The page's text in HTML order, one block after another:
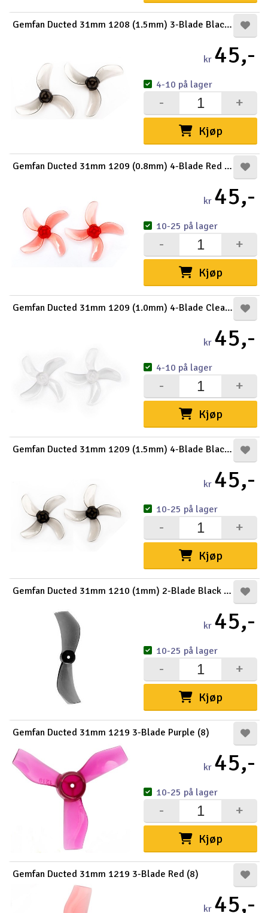
Gemfan Ducted 31mm 1208 (1.5mm) 3-Blade Black (8)
kr 45,-
Kjøp
+
-
4-10 på lager
Gemfan Ducted 31mm 1209 (0.8mm) 4-Blade Red (8)
kr 45,-
Kjøp
+
-
10-25 på lager
Gemfan Ducted 31mm 1209 (1.0mm) 4-Blade Clear (8)
kr 45,-
Kjøp
+
-
4-10 på lager
Gemfan Ducted 31mm 1209 (1.5mm) 4-Blade Black (8)
kr 45,-
Kjøp
+
-
10-25 på lager
Gemfan Ducted 31mm 1210 (1mm) 2-Blade Black (8)
kr 45,-
Kjøp
+
-
10-25 på lager
Gemfan Ducted 31mm 1219 3-Blade Purple (8)
kr 45,-
Kjøp
+
-
10-25 på lager
Gemfan Ducted 31mm 1219 3-Blade Red (8)
kr 45,-